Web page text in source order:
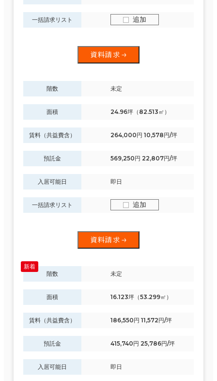
一括請求リスト 追加
資料請求
階数 未定
面積 24.96坪（82.513㎡）
賃料（共益費含） 264,000円 10,578円/坪
預託金 569,250円 22,807円/坪
入居可能日 即日
一括請求リスト 追加
資料請求
階数 未定
面積 16.123坪（53.299㎡）
賃料（共益費含） 186,550円 11,572円/坪
預託金 415,740円 25,786円/坪
入居可能日 即日